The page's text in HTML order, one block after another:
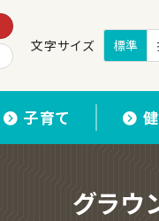
文字サイズ 標準
子育て
グラウ